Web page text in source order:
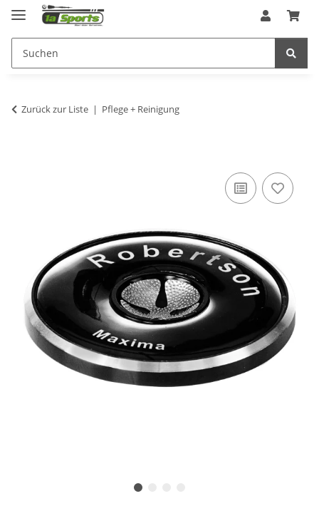
Zurück zur Liste Pflege + Reinigung